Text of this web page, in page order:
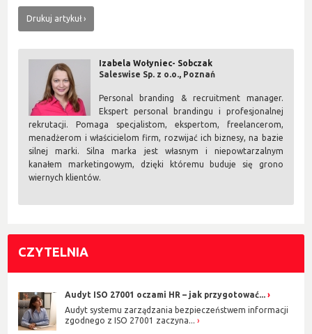
Drukuj artykuł
Izabela Wołyniec- Sobczak
Saleswise Sp. z o.o., Poznań
Personal branding & recruitment manager.
Ekspert personal brandingu i profesjonalnej
rekrutacji. Pomaga specjalistom, ekspertom, freelancerom,
menadżerom i właścicielom firm, rozwijać ich biznesy, na bazie
silnej marki. Silna marka jest własnym i niepowtarzalnym
kanałem marketingowym, dzięki któremu buduje się grono
wiernych klientów.
CZYTELNIA
Audyt ISO 27001 oczami HR – jak przygotować...
Audyt systemu zarządzania bezpieczeństwem informacji
zgodnego z ISO 27001 zaczyna...